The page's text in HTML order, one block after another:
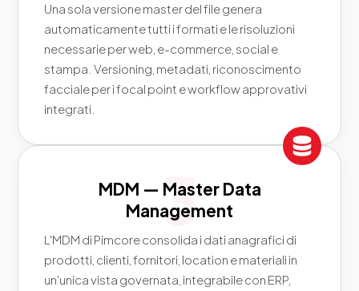
Una sola versione master del file genera
automaticamente tutti i formati e le risoluzioni
necessarie per web, e-commerce, social e
stampa. Versioning, metadati, riconoscimento
facciale per i focal point e workflow approvativi
integrati.
MDM — Master Data
Management
L'MDM di Pimcore consolida i dati anagrafici di
prodotti, clienti, fornitori, location e materiali in
un'unica vista governata, integrabile con ERP,